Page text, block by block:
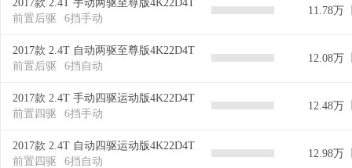
2017款 2.4T 手动两驱至尊版4K22D4T
前置后驱
6挡手动
11.78万
2017款 2.4T 自动两驱至尊版4K22D4T
前置后驱
6挡自动
12.08万
2017款 2.4T 手动四驱运动版4K22D4T
前置四驱
6挡手动
12.48万
2017款 2.4T 自动四驱运动版4K22D4T
前置四驱
6挡自动
12.98万